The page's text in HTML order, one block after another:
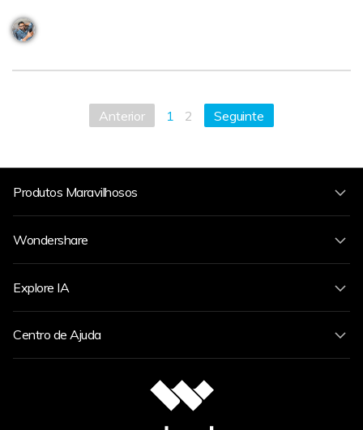
Anterior 1 2 Seguinte
Produtos Maravilhosos
Wondershare
Explore IA
Centro de Ajuda